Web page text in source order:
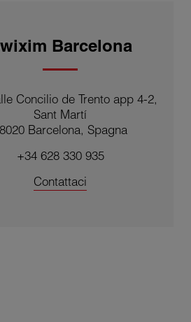
Barcelona
Concilio de Trento app 4-2,
Sant Martí
Barcelona, Spagna
+34 628 330 935
Contattaci